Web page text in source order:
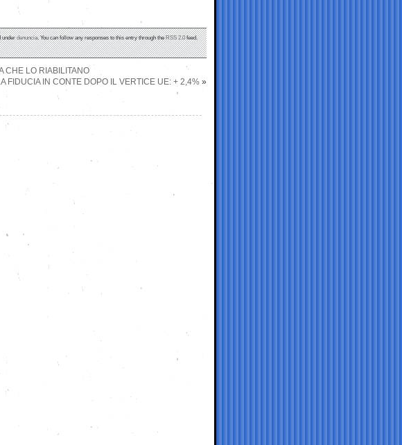
underdenuncia. You can follow any responses to this entry through theRSS 2.0feed.
CHE LO RIABILITANO
FIDUCIA IN CONTE DOPO IL VERTICE UE: + 2,4% »